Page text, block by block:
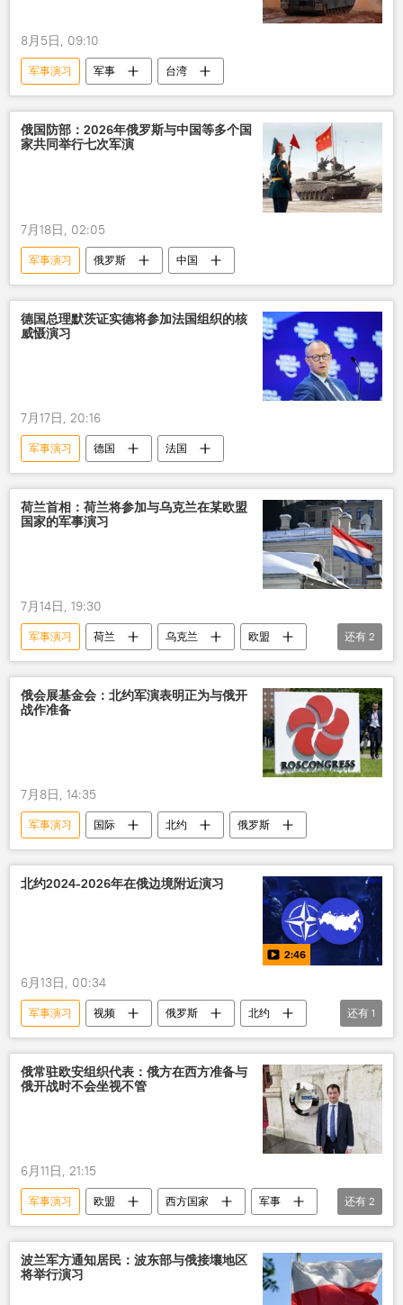
8月5日, 09:10
军事演习 军事 台湾
俄国防部：2026年俄罗斯与中国等多个国
家共同举行七次军演
7月18日, 02:05
军事演习 俄罗斯 中国
德国总理默茨证实德将参加法国组织的核
威慑演习
7月17日, 20:16
军事演习 德国 法国
荷兰首相：荷兰将参加与乌克兰在某欧盟
国家的军事演习
7月14日, 19:30
军事演习 荷兰 乌克兰
欧盟
欧洲
军事
还有 2
俄会展基金会：北约军演表明正为与俄开
战作准备
7月8日, 14:35
军事演习 国际 北约 俄罗斯
北约2024-2026年在俄边境附近演习
2:46
6月13日, 00:34
军事演习 视频 俄罗斯
北约
演习
还有 1
俄常驻欧安组织代表：俄方在西方准备与
俄开战时不会坐视不管
6月11日, 21:15
军事演习 欧盟 西方国家
军事
北约
安全
还有 2
波兰军方通知居民：波东部与俄接壤地区
将举行演习